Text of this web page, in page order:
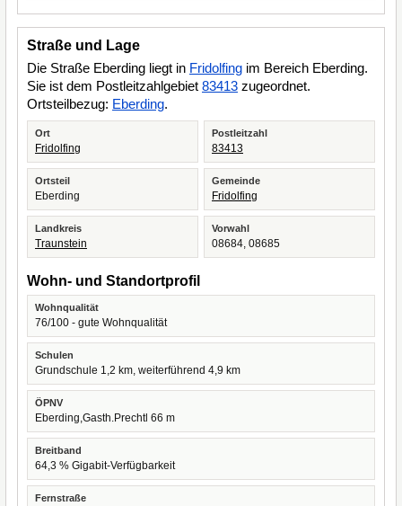
Straße und Lage
Die Straße Eberding liegt in Fridolfing im Bereich Eberding.
Sie ist dem Postleitzahlgebiet 83413 zugeordnet.
Ortsteilbezug: Eberding.
Ort
Fridolfing
Postleitzahl
83413
Ortsteil
Eberding
Gemeinde
Fridolfing
Landkreis
Traunstein
Vorwahl
08684, 08685
Wohn- und Standortprofil
Wohnqualität
76/100 - gute Wohnqualität
Schulen
Grundschule 1,2 km, weiterführend 4,9 km
ÖPNV
Eberding,Gasth.Prechtl 66 m
Breitband
64,3 % Gigabit-Verfügbarkeit
Fernstraße